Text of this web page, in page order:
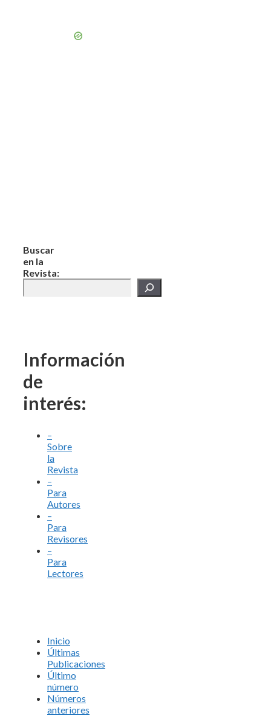
Buscar
en la
Revista:
Información
de
interés:
–
Sobre
la
Revista
–
Para
Autores
–
Para
Revisores
–
Para
Lectores
Inicio
Últimas
Publicaciones
Último
número
Números
anteriores